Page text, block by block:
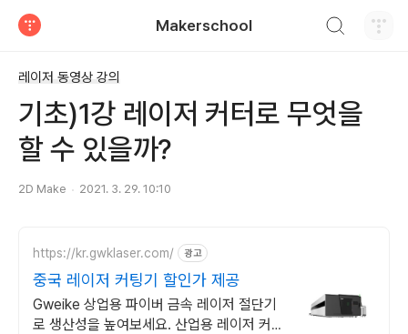
Makerschool
레이저 동영상 강의
기초)1강 레이저 커터로 무엇을
할 수 있을까?
2D Make 2021. 3. 29. 10:10
https://kr.gwklaser.com/ 광고
중국 레이저 커팅기 할인가 제공
Gweike 상업용 파이버 금속 레이저 절단기
로 생산성을 높여보세요. 산업용 레이저 커터